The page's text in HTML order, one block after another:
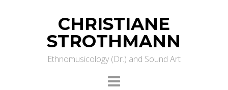
CHRISTIANE
STROTHMANN
Ethnomusicology (Dr.) and Sound Art